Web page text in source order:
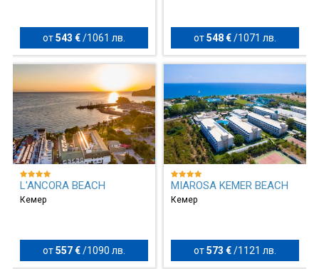
от543 € / 1061 лв. от548 €/ 1071 лв.
L'ANCORA BEACH
Кемер
от557 € / 1090 лв.
MIAROSA KEMER BEACH
Кемер
от573 €/ 1121 лв.